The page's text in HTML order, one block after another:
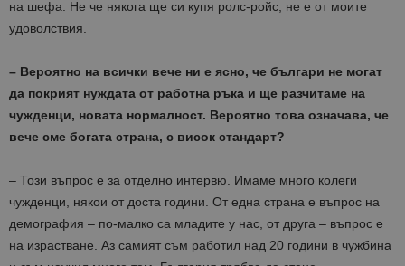
на шефа. Не че някога ще си купя ролс-ройс, не е от моите
удоволствия.
– Вероятно на всички вече ни е ясно, че българи не могат
да покрият нуждата от работна ръка и ще разчитаме на
чужденци, новата нормалност. Вероятно това означава, че
вече сме богата страна, с висок стандарт?
– Този въпрос е за отделно интервю. Имаме много колеги
чужденци, някои от доста години. От една страна е въпрос на
демография – по-малко са младите у нас, от друга – въпрос е
на израстване. Аз самият съм работил над 20 години в чужбина